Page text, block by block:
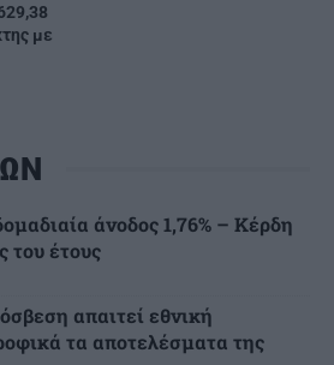
με
άνοδος 1,76% – Κέρδη
του έτους
απαιτεί εθνική
τα αποτελέσματα της